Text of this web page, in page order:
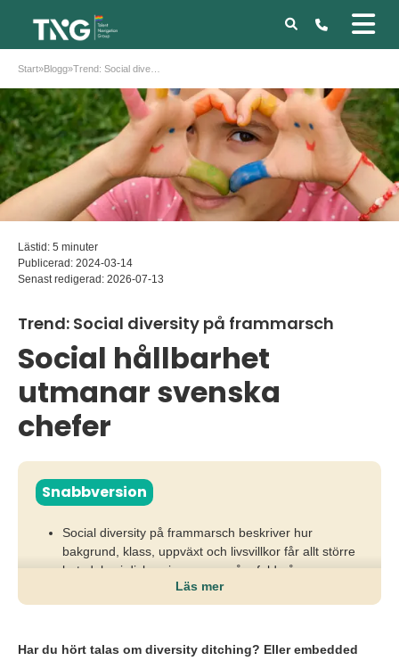
Start»Blogg»
Lästid: 5 minuter
Publicerad: 2024-03-14
Senast redigerad: 2026-07-13
Trend: Social diversity på frammarsch
Social hållbarhet
utmanar svenska
chefer
Snabbversion
Social diversity på frammarsch beskriver hur
bakgrund, klass, uppväxt och livsvillkor får allt större
betydelse i diskussionen om mångfald på
Läs mer
Har du hört talas om diversity ditching? Eller embedded